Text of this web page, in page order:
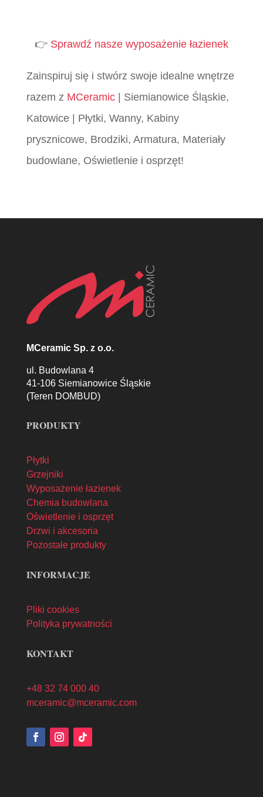
👉 Sprawdź nasze wyposażenie łazienek
Zainspiruj się i stwórz swoje idealne wnętrze
razem z MCeramic| Siemianowice Śląskie,
Katowice | Płytki, Wanny, Kabiny
prysznicowe, Brodziki, Armatura, Materiały
budowlane, Oświetlenie i osprzęt!
MCeramic Sp. z o.o.
ul. Budowlana 4
41-106 Siemianowice Śląskie
(Teren DOMBUD)
PRODUKTY
Płytki
Grzejniki
Wyposażenie łazienek
Chemia budowlana
Oświetlenie i osprzęt
Drzwi i akcesoria
Pozostałe produkty
INFORMACJE
Pliki cookies
Polityka prywatności
KONTAKT
+48 32 74 000 40
mceramic@mceramic.com